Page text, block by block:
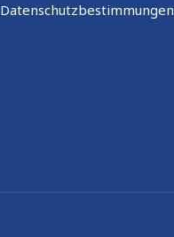
Datenschutzbestimmungen